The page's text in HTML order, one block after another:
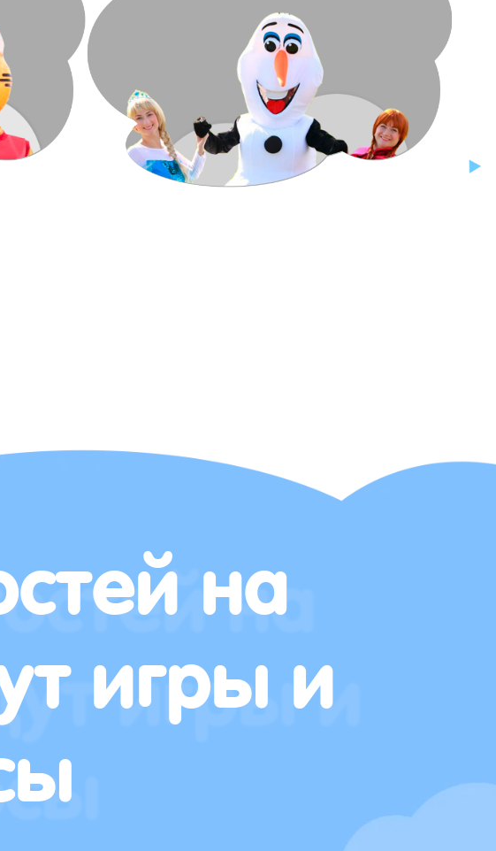
на
игры и